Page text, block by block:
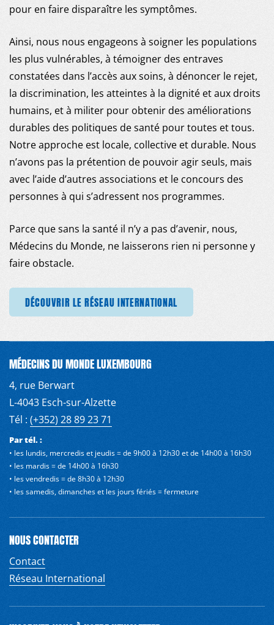
pour en faire disparaître les symptômes.
Ainsi, nous nous engageons à soigner les populations
les plus vulnérables, à témoigner des entraves
constatées dans l’accès aux soins, à dénoncer le rejet,
la discrimination, les atteintes à la dignité et aux droits
humains, et à militer pour obtenir des améliorations
durables des politiques de santé pour toutes et tous.
Notre approche est locale, collective et durable. Nous
n’avons pas la prétention de pouvoir agir seuls, mais
avec l’aide d’autres associations et le concours des
personnes à qui s’adressent nos programmes.
Parce que sans la santé il n’y a pas d’avenir, nous,
Médecins du Monde, ne laisserons rien ni personne y
faire obstacle.
DÉCOUVRIR LE RÉSEAU INTERNATIONAL
DÉCOUVRIR LE RÉSEAU INTERNATIONAL
MÉDECINS DU MONDE LUXEMBOURG
4, rue Berwart
L-4043 Esch-sur-Alzette
Tél : (+352) 28 89 23 71
Par tél. :
• les lundis, mercredis et jeudis = de 9h00 à 12h30 et de 14h00 à 16h30
• les mardis = de 14h00 à 16h30
• les vendredis = de 8h30 à 12h30
• les samedis, dimanches et les jours fériés = fermeture
NOUS CONTACTER
Contact
Réseau International